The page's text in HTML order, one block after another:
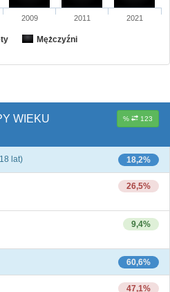
Mężczyźni
2009 2011 2021
% 123
WIEKU
18,2%
lat)
26,5%
9,4%
60,6%
47,1%